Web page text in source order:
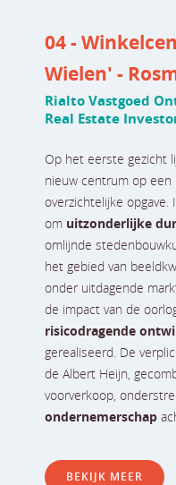
04 -
Wielen' -
Rialto Vastgoed
Real Estate
Op het eerste gezicht
nieuw centrum op een
overzichtelijke
om uitzonderlijke
omlijnde
het gebied van
onder uitdagende
de impact van de
risicodragende
gerealiseerd. De
de Albert Heijn,
voorverkoop,
ondernemerschap
BEKIJK MEER